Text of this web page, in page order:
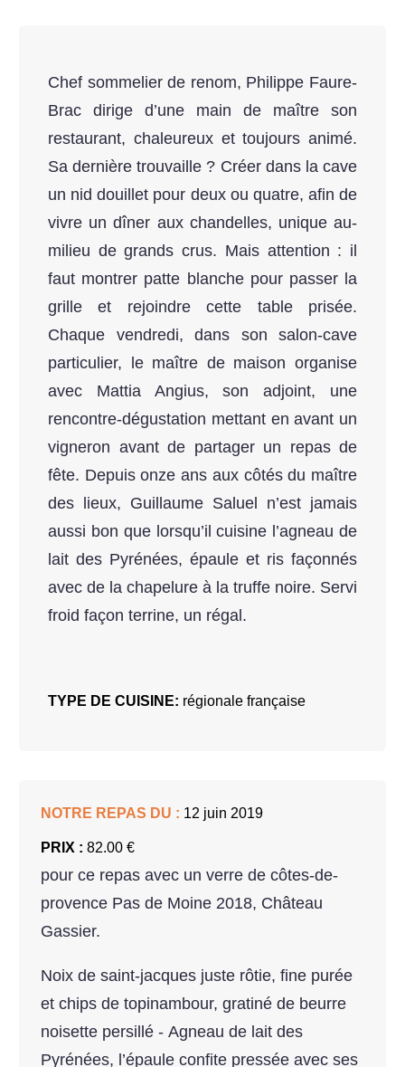
Chef sommelier de renom, Philippe Faure-
Brac dirige d’une main de maître son
restaurant, chaleureux et toujours animé.
Sa dernière trouvaille ? Créer dans la cave
un nid douillet pour deux ou quatre, afin de
vivre un dîner aux chandelles, unique au-
milieu de grands crus. Mais attention : il
faut montrer patte blanche pour passer la
grille et rejoindre cette table prisée.
Chaque vendredi, dans son salon-cave
particulier, le maître de maison organise
avec Mattia Angius, son adjoint, une
rencontre-dégustation mettant en avant un
vigneron avant de partager un repas de
fête. Depuis onze ans aux côtés du maître
des lieux, Guillaume Saluel n’est jamais
aussi bon que lorsqu’il cuisine l’agneau de
lait des Pyrénées, épaule et ris façonnés
avec de la chapelure à la truffe noire. Servi
froid façon terrine, un régal.
TYPE DE CUISINE: régionale française
NOTRE REPAS DU : 12 juin 2019
PRIX : 82.00 €
pour ce repas avec un verre de côtes-de-
provence Pas de Moine 2018, Château
Gassier.
Noix de saint-jacques juste rôtie, fine purée
et chips de topinambour, gratiné de beurre
noisette persillé - Agneau de lait des
Pyrénées, l’épaule confite pressée avec ses